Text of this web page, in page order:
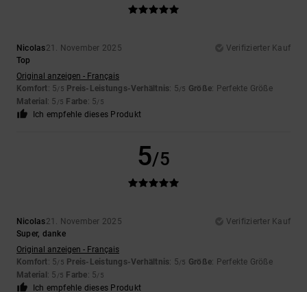
Nicolas21. November 2025
Verifizierter Kauf
Top
Original anzeigen - Français
Komfort: 5/5 Preis-Leistungs-Verhältnis: 5/5 Größe: Perfekte Größe
Material : 5 /5 Farbe: 5/5
Ich empfehle dieses Produkt
5/5
Nicolas21. November 2025
Verifizierter Kauf
Super, danke
Original anzeigen - Français
Komfort: 5/5 Preis-Leistungs-Verhältnis: 5/5 Größe: Perfekte Größe
Material : 5 /5 Farbe: 5/5
Ich empfehle dieses Produkt